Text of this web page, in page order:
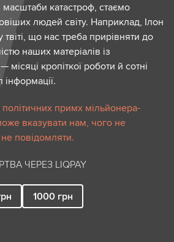
катастроф, стаємо
людей світу. Наприклад, Ілон
що нас треба прирівняти до
наших матеріалів із
місяці кропіткої роботи й сотні
примх мільйонера-
вказувати нам, чого не
повідомляти.
ЧЕРЕЗ LIQPAY
1000 грн